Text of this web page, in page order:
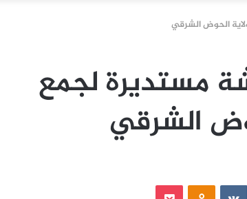
الحوض الشرقي
مستديرة لجمع
الشرقي